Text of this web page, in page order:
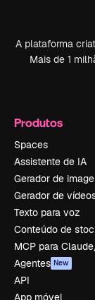
A plataforma
Mais de 1
Produtos
Spaces
Assistente de IA
Gerador de
Gerador de
Texto para voz
Conteúdo de
MCP para
Agentes New
API
App móvel